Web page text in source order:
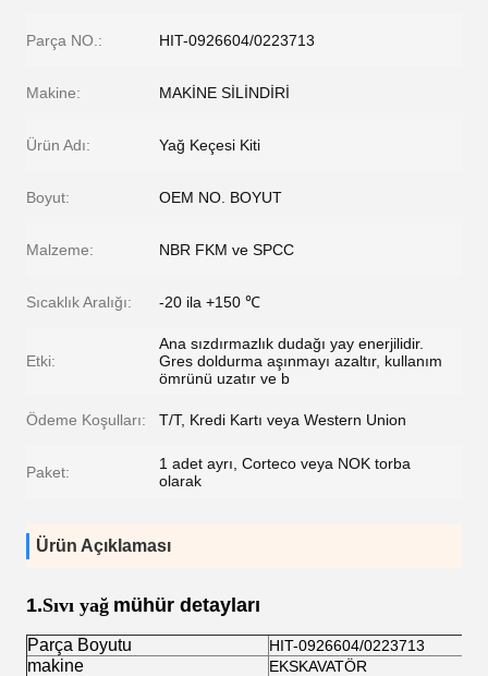
Parça NO.: HIT-0926604/0223713
Makine: MAKİNE SİLİNDİRİ
Ürün Adı: Yağ Keçesi Kiti
Boyut: OEM NO. BOYUT
Malzeme: NBR FKM ve SPCC
Sıcaklık Aralığı: -20 ila +150 ℃
Etki:
Ana sızdırmazlık dudağı yay enerjilidir.
Gres doldurma aşınmayı azaltır, kullanım
ömrünü uzatır ve b
Ödeme Koşulları: T/T, Kredi Kartı veya Western Union
Paket:
1 adet ayrı, Corteco veya NOK torba
olarak
Ürün Açıklaması
1.Sıvı yağ mühür detayları
Parça Boyutu HIT-0926604/0223713
makine EKSKAVATÖR